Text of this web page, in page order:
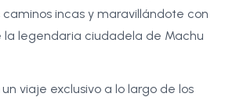
incas y maravillándote con
legendaria ciudadela de Machu
viaje exclusivo a lo largo de los